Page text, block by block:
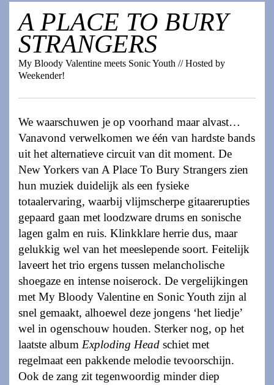
A PLACE TO BURY
STRANGERS
My Bloody Valentine meets Sonic Youth // Hosted by
Weekender!
We waarschuwen je op voorhand maar alvast…
Vanavond verwelkomen we één van hardste bands
uit het alternatieve circuit van dit moment. De
New Yorkers van A Place To Bury Strangers zien
hun muziek duidelijk als een fysieke
totaalervaring, waarbij vlijmscherpe gitaarerupties
gepaard gaan met loodzware drums en sonische
lagen galm en ruis. Klinkklare herrie dus, maar
gelukkig wel van het meeslepende soort. Feitelijk
laveert het trio ergens tussen melancholische
shoegaze en intense noiserock. De vergelijkingen
met My Bloody Valentine en Sonic Youth zijn al
snel gemaakt, alhoewel deze jongens ‘het liedje’
wel in ogenschouw houden. Sterker nog, op het
laatste album Exploding Head schiet met
regelmaat een pakkende melodie tevoorschijn.
Ook de zang zit tegenwoordig minder diep